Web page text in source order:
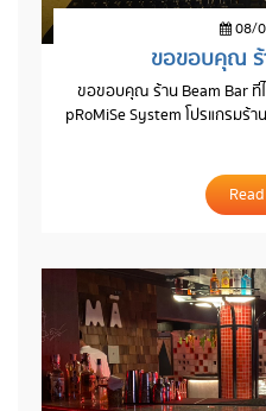
08/
ขอขอบคุณ ร้
ขอขอบคุณ ร้าน Beam Bar ที่ไ
pRoMiSe System โปรแกรมร้